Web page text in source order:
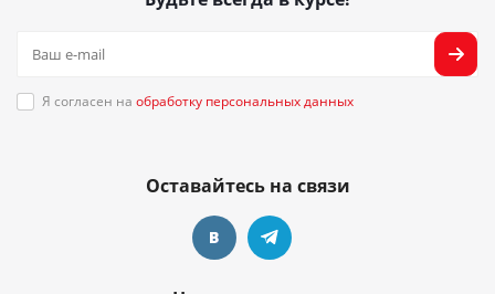
Я согласен на обработку персональных данных
Оставайтесь на связи